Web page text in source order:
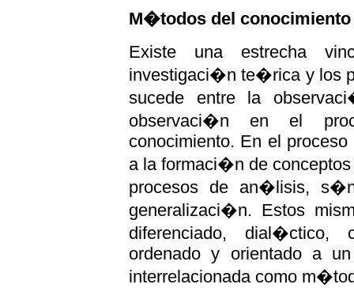
M�todos del
Existe una estrecha
investigaci�n te�rica y los
sucede entre la
observaci�n en el
conocimiento. En el
a la formaci�n de
procesos de an�lisis,
generalizaci�n. Estos
diferenciado, dial�ctico,
ordenado y orientado a
interrelacionada como